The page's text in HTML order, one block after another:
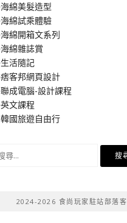
海綿美髮造型
海綿試乘體驗
海綿開箱文系列
海綿雜誌賞
生活隨記
痞客邦網頁設計
聯成電腦-設計課程
英文課程
韓國旅遊自由行
2024-2026 食尚玩家駐站部落客